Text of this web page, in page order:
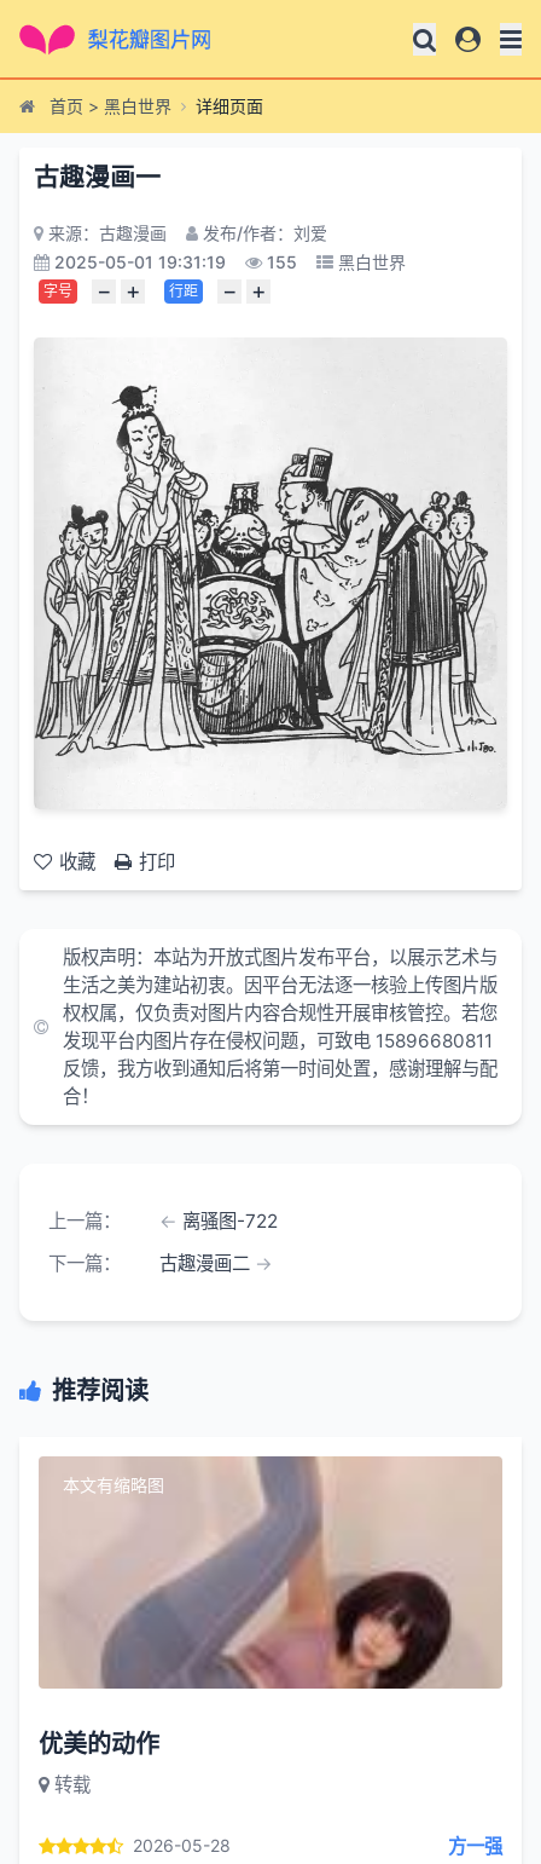
首页 > 黑白世界 详细页面
古趣漫画一
来源：古趣漫画
发布/作者：刘爱
2025-05-01 19:31:19
155 黑白世界
字号 − + 行距 − +
收藏 打印
版权声明：本站为开放式图片发布平台，以展示艺术与
生活之美为建站初衷。因平台无法逐一核验上传图片版
权权属，仅负责对图片内容合规性开展审核管控。若您
发现平台内图片存在侵权问题，可致电 15896680811
反馈，我方收到通知后将第一时间处置，感谢理解与配
合！
上一篇：
离骚图-722
下一篇：
古趣漫画二
推荐阅读
本文有缩略图
优美的动作
转载
2026-05-28 方一强